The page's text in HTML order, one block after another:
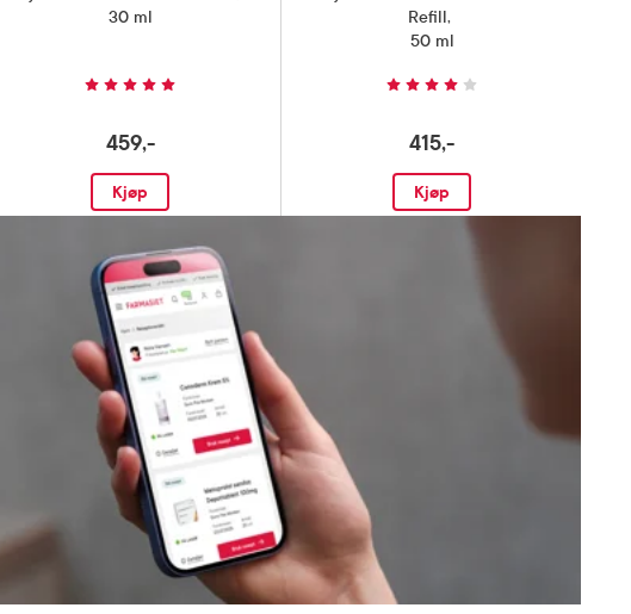
30 ml
459,-
Kjøp
Refill,
50 ml
415,-
Kjøp